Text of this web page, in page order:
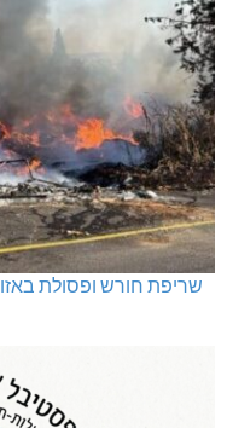
שריפת חורש ופסולת